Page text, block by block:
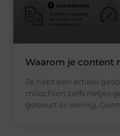
Waarom je content
Je hebt een artikel
misschien zelfs netjes
gebeurt er weinig.